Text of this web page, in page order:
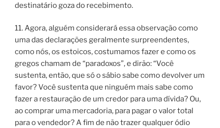
destinatário goza do recebimento.
11. Agora, alguém considerará essa observação como
uma das declarações geralmente surpreendentes,
como nós, os estoicos, costumamos fazer e como os
gregos chamam de “paradoxos”, e dirão: “Você
sustenta, então, que só o sábio sabe como devolver um
favor? Você sustenta que ninguém mais sabe como
fazer a restauração de um credor para uma dívida? Ou,
ao comprar uma mercadoria, para pagar o valor total
para o vendedor? A fim de não trazer qualquer ódio